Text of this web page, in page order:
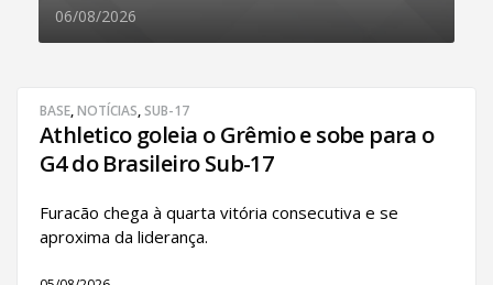
06/08/2026
BASE,NOTÍCIAS,SUB-17
Athletico goleia o Grêmio e sobe para o
G4 do Brasileiro Sub-17
Furacão chega à quarta vitória consecutiva e se
aproxima da liderança.